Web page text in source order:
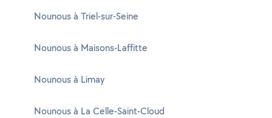
Nounous à Triel-sur-Seine
Nounous à Maisons-Laffitte
Nounous à Limay
Nounous à La Celle-Saint-Cloud